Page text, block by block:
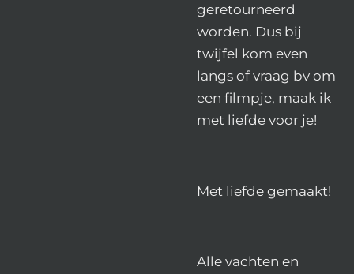
geretourneerd
worden. Dus bij
twijfel kom even
langs of vraag bv om
een filmpje, maak ik
met liefde voor je!
Met liefde gemaakt!
Alle vachten en